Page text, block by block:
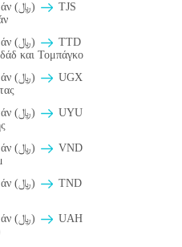
OMR Ριάλ του Ομάν (﷼)
TJS
OMR Ριάλ του Ομάν (﷼)
TTD
και Τομπάγκο
OMR Ριάλ του Ομάν (﷼)
UGX
OMR Ριάλ του Ομάν (﷼)
UYU
OMR Ριάλ του Ομάν (﷼)
VND
OMR Ριάλ του Ομάν (﷼)
TND
OMR Ριάλ του Ομάν (﷼)
UAH